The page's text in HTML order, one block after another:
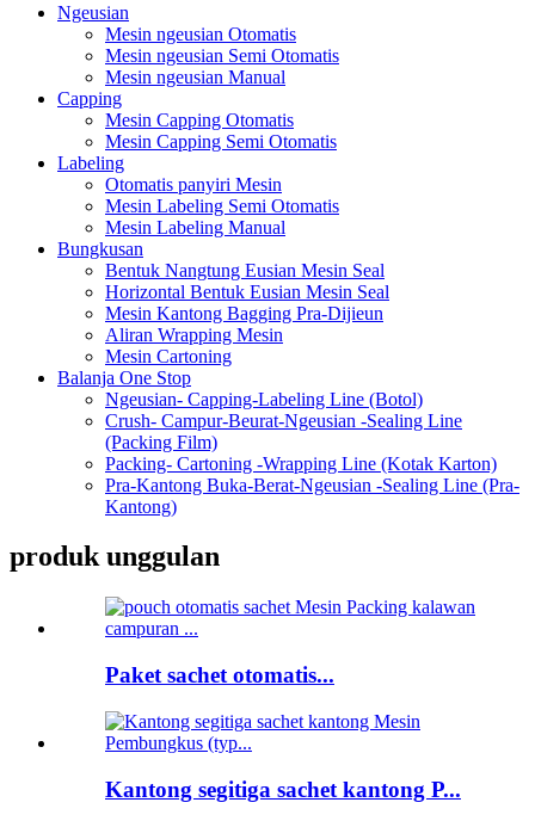
Ngeusian
Mesin ngeusian Otomatis
Mesin ngeusian Semi Otomatis
Mesin ngeusian Manual
Capping
Mesin Capping Otomatis
Mesin Capping Semi Otomatis
Labeling
Otomatis panyiri Mesin
Mesin Labeling Semi Otomatis
Mesin Labeling Manual
Bungkusan
Bentuk Nangtung Eusian Mesin Seal
Horizontal Bentuk Eusian Mesin Seal
Mesin Kantong Bagging Pra-Dijieun
Aliran Wrapping Mesin
Mesin Cartoning
Balanja One Stop
Ngeusian- Capping-Labeling Line (Botol)
Crush- Campur-Beurat-Ngeusian -Sealing Line
(Packing Film)
Packing- Cartoning -Wrapping Line (Kotak Karton)
Pra-Kantong Buka-Berat-Ngeusian -Sealing Line (Pra-
Kantong)
produk unggulan
Paket sachet otomatis...
Kantong segitiga sachet kantong P...